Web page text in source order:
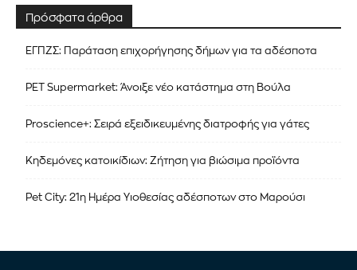
Πρόσφατα άρθρα
ΕΓΠΖΣ: Παράταση επιχορήγησης δήμων για τα αδέσποτα
PET Supermarket: Άνοιξε νέο κατάστημα στη Βούλα
Proscience+: Σειρά εξειδικευμένης διατροφής για γάτες
Κηδεμόνες κατοικίδιων: Ζήτηση για βιώσιμα προϊόντα
Pet City: 21η Ημέρα Υιοθεσίας αδέσποτων στο Μαρούσι